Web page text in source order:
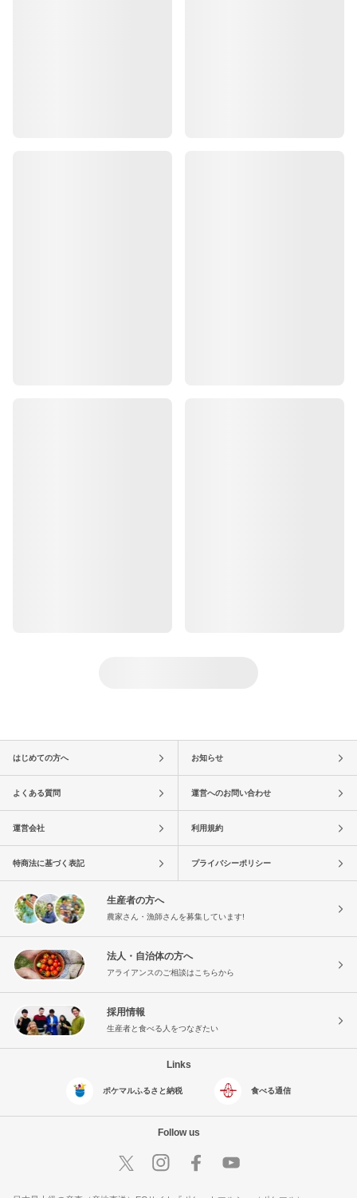
はじめての方へ お知らせ
よくある質問 運営へのお問い合わせ
運営会社 利用規約
特商法に基づく表記 プライバシーポリシー
生産者の方へ
農家さん・漁師さんを募集しています!
法人・自治体の方へ
アライアンスのご相談はこちらから
採用情報
生産者と食べる人をつなぎたい
Links
ポケマルふるさと納税 食べる通信
Follow us